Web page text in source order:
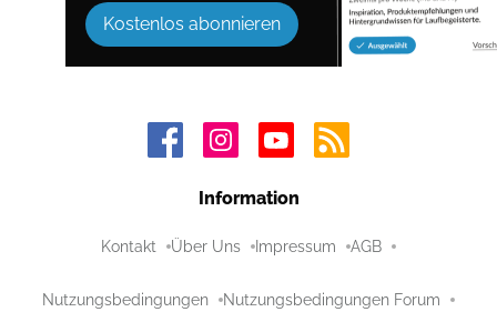
Kostenlos abonnieren
Information
Kontakt Über Uns Impressum AGB
Nutzungsbedingungen Nutzungsbedingungen Forum